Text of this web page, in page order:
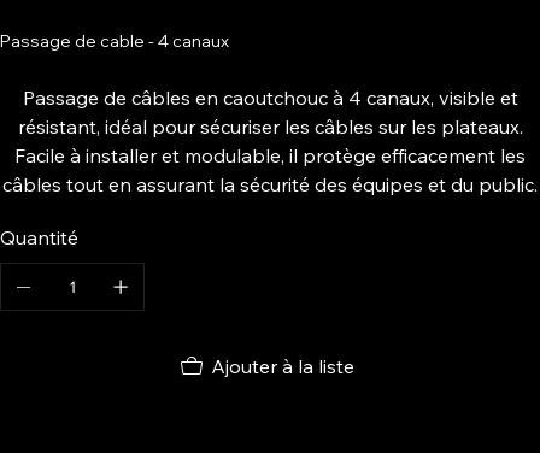
Passage de cable - 4 canaux
Passage de câbles en caoutchouc à 4 canaux, visible et
résistant, idéal pour sécuriser les câbles sur les plateaux.
Facile à installer et modulable, il protège efficacement les
câbles tout en assurant la sécurité des équipes et du public.
Quantité
Ajouter à la liste